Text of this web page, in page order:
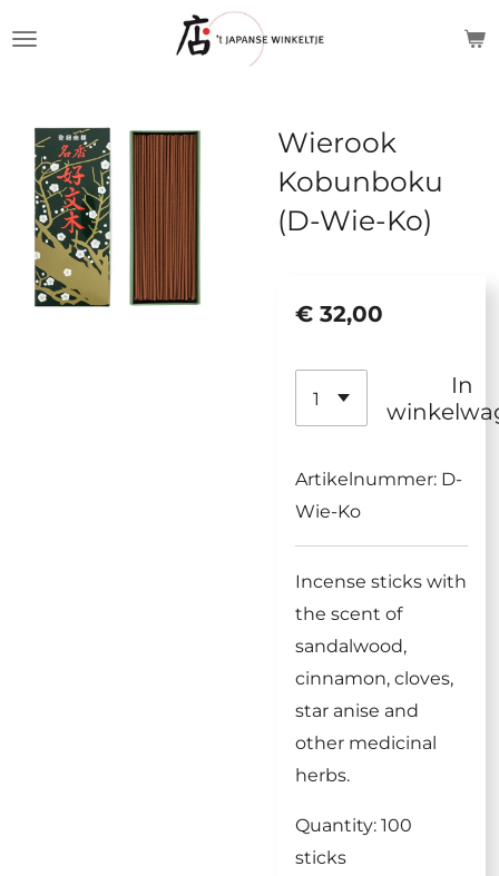
hoofdinhoud
Wierook
Kobunboku
(D-Wie-Ko)
€ 32,00
In
Artikelnummer: D-
Wie-Ko
Incense sticks with
the scent of
sandalwood,
cinnamon, cloves,
star anise and
other medicinal
herbs.
Quantity: 100
sticks